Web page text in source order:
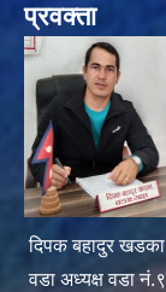
प्रवक्ता
दिपक बहादुर खडका
वडा अध्यक्ष वडा नं.९